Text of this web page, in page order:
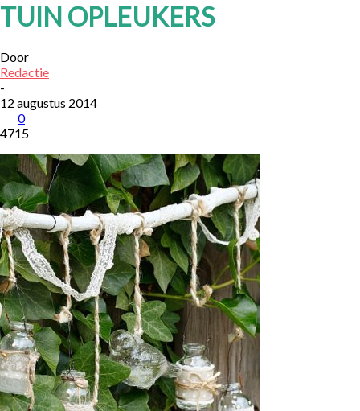
TUIN OPLEUKERS
Door
Redactie
-
12 augustus 2014
0
4715